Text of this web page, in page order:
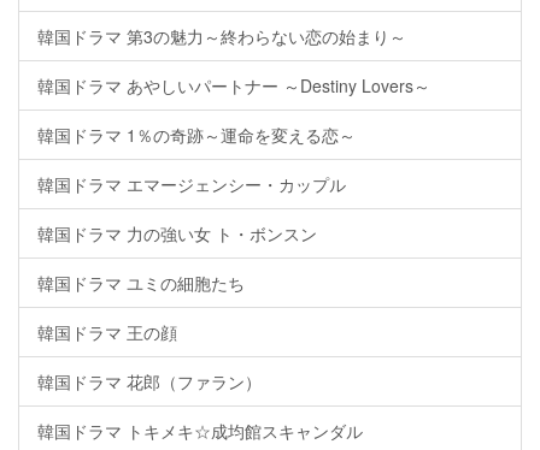
韓国ドラマ 第3の魅力～終わらない恋の始まり～
韓国ドラマ あやしいパートナー ～Destiny Lovers～
韓国ドラマ 1％の奇跡～運命を変える恋～
韓国ドラマ エマージェンシー・カップル
韓国ドラマ 力の強い女 ト・ボンスン
韓国ドラマ ユミの細胞たち
韓国ドラマ 王の顔
韓国ドラマ 花郎（ファラン）
韓国ドラマ トキメキ☆成均館スキャンダル